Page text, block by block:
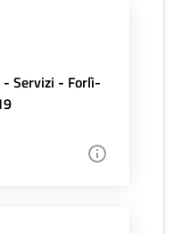
- Servizi - Forlì-